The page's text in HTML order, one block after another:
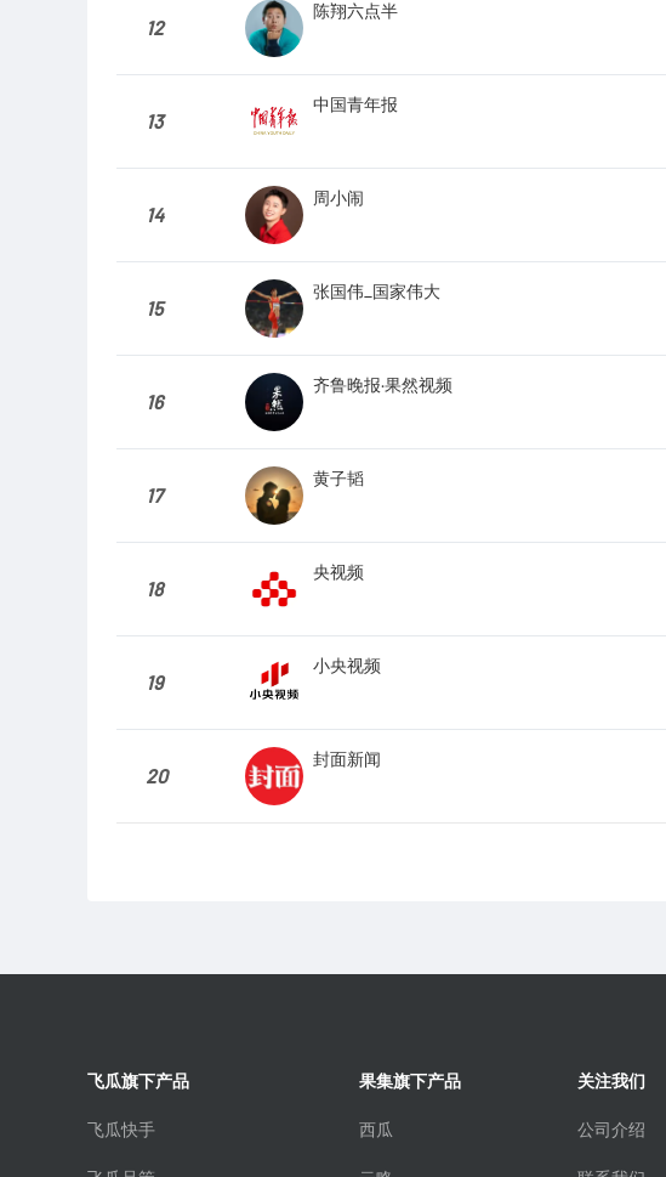
12
陈翔六点半
13
中国青年报
14
周小闹
15
张国伟_国家伟大
16
齐鲁晚报·果然视频
17
黄子韬
18
央视频
19
小央视频
20
封面新闻
飞瓜旗下产品
飞瓜快手
果集旗下产品
西瓜
关注我们
公司介绍